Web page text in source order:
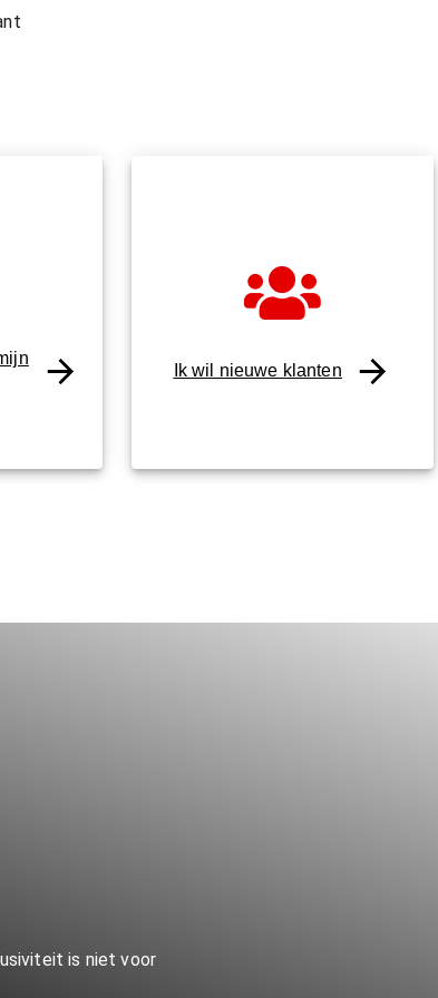
Ik wil nieuwe klanten
is niet voor